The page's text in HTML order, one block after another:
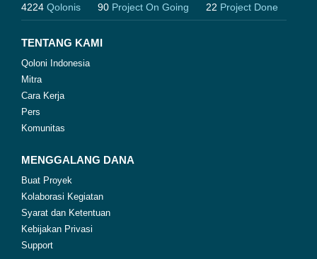
4224 Qolonis 90 Project On Going 22 Project Done
TENTANG KAMI
Qoloni Indonesia
Mitra
Cara Kerja
Pers
Komunitas
MENGGALANG DANA
Buat Proyek
Kolaborasi Kegiatan
Syarat dan Ketentuan
Kebijakan Privasi
Support